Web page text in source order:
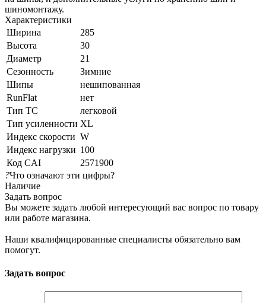
шиномонтажу.
Характеристики
Ширина
285
Высота
30
Диаметр
21
Сезонность
Зимние
Шипы
нешипованная
RunFlat
нет
Тип ТС
легковой
Тип усиленности XL
Индекс скорости W
Индекс нагрузки 100
Код CAI
2571900
?Что означают эти цифры?
Наличие
Задать вопрос
Вы можете задать любой интересующий вас вопрос по товару
или работе магазина.
Наши квалифицированные специалисты обязательно вам
помогут.
Задать вопрос